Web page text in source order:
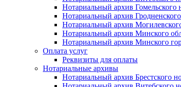
Нотариальный архив Гомельского
Нотариальный архив
Нотариальный архив
Нотариальный архив Минского
Нотариальный архив Минского
Оплата услуг
Реквизиты для оплаты
Нотариальные архивы
Нотариальный архив Брестского